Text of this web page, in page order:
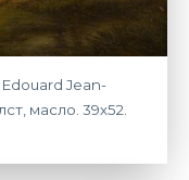
Jean-
масло. 39х52.